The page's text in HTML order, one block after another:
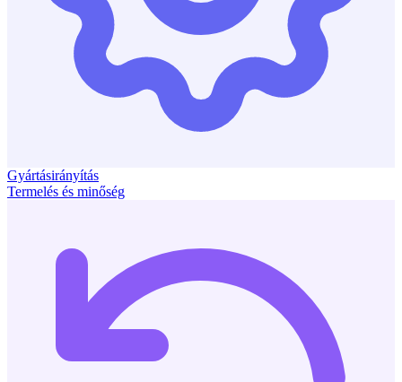
Gyártásirányítás
Termelés és minőség